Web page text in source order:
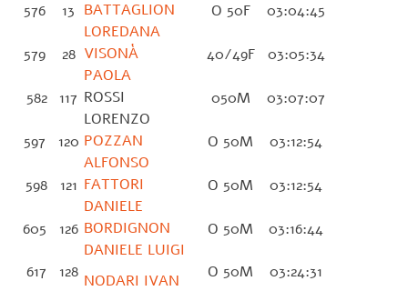
576 13 BATTAGLION
LOREDANA
O 50F 03:04:45
579 28 VISONÀ
PAOLA
40/49F 03:05:34
582 117 ROSSI
LORENZO
050M 03:07:07
597 120 POZZAN
ALFONSO
O 50M 03:12:54
598 121 FATTORI
DANIELE
O 50M 03:12:54
605 126 BORDIGNON
DANIELE LUIGI
O 50M 03:16:44
617 128 NODARI IVAN O 50M 03:24:31